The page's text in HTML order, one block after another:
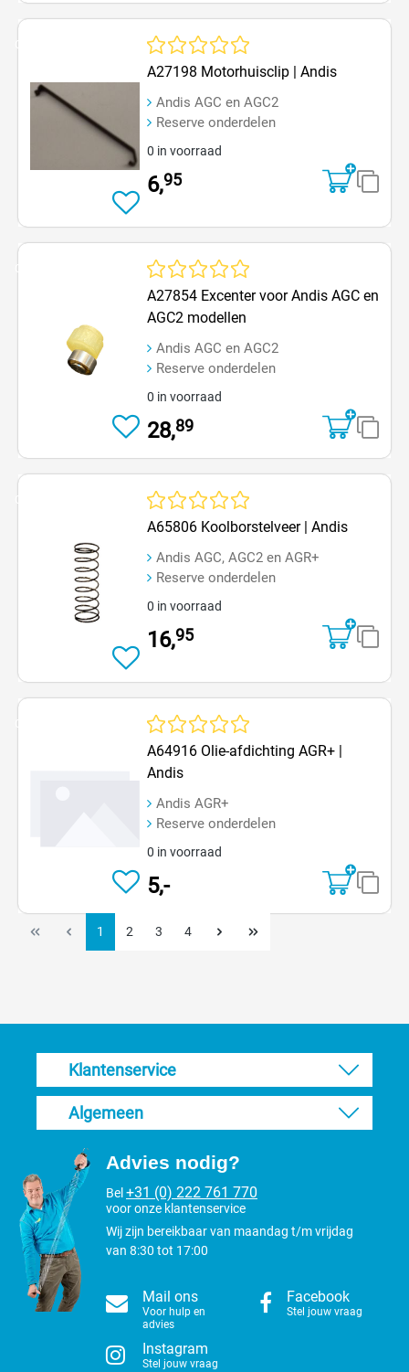
Op=Op
A27198 Motorhuisclip | Andis
Andis AGC en AGC2
Reserve onderdelen
0 in voorraad
6,95
Op=Op
A27854 Excenter voor Andis AGC en
AGC2 modellen
Andis AGC en AGC2
Reserve onderdelen
0 in voorraad
28,89
Op=Op
Gemiddelde waardering van 0 van 5 sterren
A65806 Koolborstelveer | Andis
Andis AGC, AGC2 en AGR+
Reserve onderdelen
0 in voorraad
16,95
Op=Op
Gemiddelde waardering van 0 van 5 sterren
A64916 Olie-afdichting AGR+ |
Andis
Andis AGR+
Reserve onderdelen
0 in voorraad
5,-
1 2 3 4
Klantenservice
Algemeen
Advies nodig?
Bel+31 (0) 222 761 770
voor onze klantenservice
Wij zijn bereikbaar van maandag t/m vrijdag
van 8:30 tot 17:00
Mail ons
Voor hulp en
advies
Facebook
Stel jouw vraag
Instagram
Stel jouw vraag